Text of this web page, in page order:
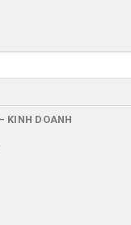
KINH DOANH